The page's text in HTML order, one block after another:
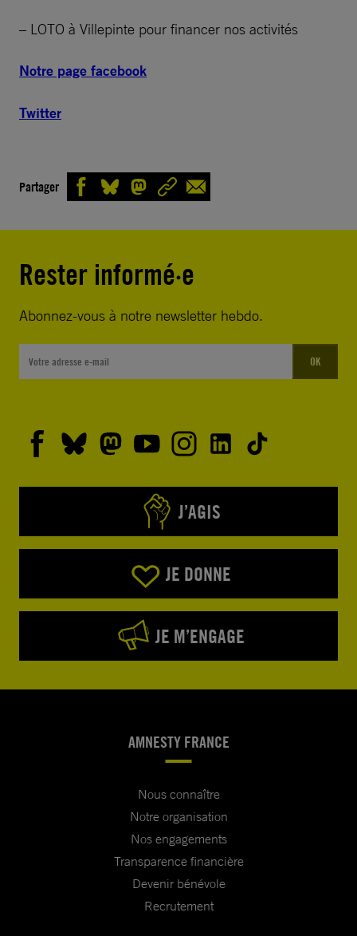
– LOTO à Villepinte pour financer nos activités
Notre page facebook
Twitter
Partager
Rester informé·e
Abonnez-vous à notre newsletter hebdo.
OK
J’AGIS
JE DONNE
JE M’ENGAGE
AMNESTY FRANCE
Nous connaître
Notre organisation
Nos engagements
Transparence financière
Devenir bénévole
Recrutement